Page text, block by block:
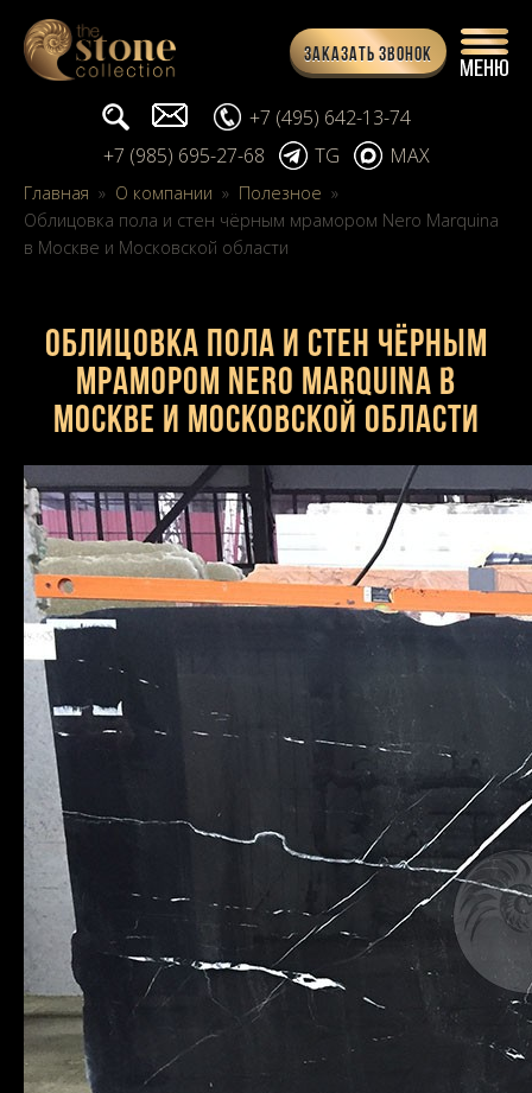
Заказать звонок
Поиск... info@stone-collection.ru
+7 (495) 642-13-74
+7 (985) 695-27-68
TG MAX
Главная » О компании » Полезное »
Облицовка пола и стен чёрным мрамором Nero Marquina
в Москве и Московской области
Облицовка пола и стен чёрным
мрамором Nero Marquina в
Москве и Московской области